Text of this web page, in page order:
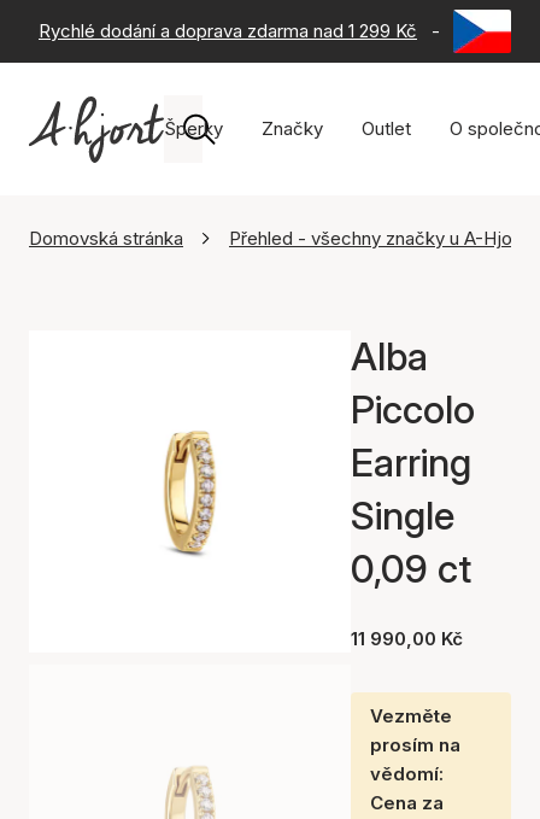
Rychlé dodání a doprava zdarma nad 1 299 Kč - 60 dní
Šperky Značky Outlet O
Domovská stránka Přehled - všechny značky u A-Hjort
Alba
Piccolo
Earring
Single
0,09 ct
11 990,00 Kč
Vezměte
prosím na
vědomí:
Cena za